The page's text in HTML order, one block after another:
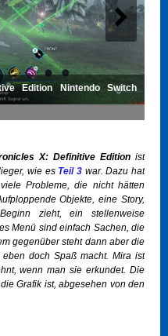
Edition Nintendo Switch
X: Definitive Edition ist
wie es Teil 3 war. Dazu hat
Probleme, die nicht hätten
Objekte, eine Story,
zieht, ein stellenweise
Menü sind einfach Sachen, die
gegenüber steht dann aber die
doch Spaß macht. Mira ist
wenn man sie erkundet. Die
Grafik ist, abgesehen von den